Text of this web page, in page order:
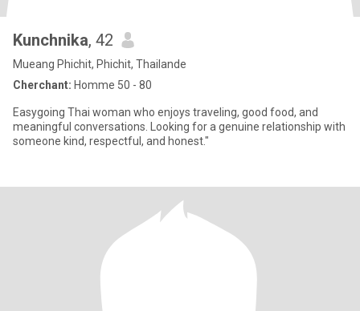
Kunchnika, 42
Mueang Phichit, Phichit, Thailande
Cherchant: Homme 50 - 80
Easygoing Thai woman who enjoys traveling, good food, and
meaningful conversations. Looking for a genuine relationship with
someone kind, respectful, and honest."